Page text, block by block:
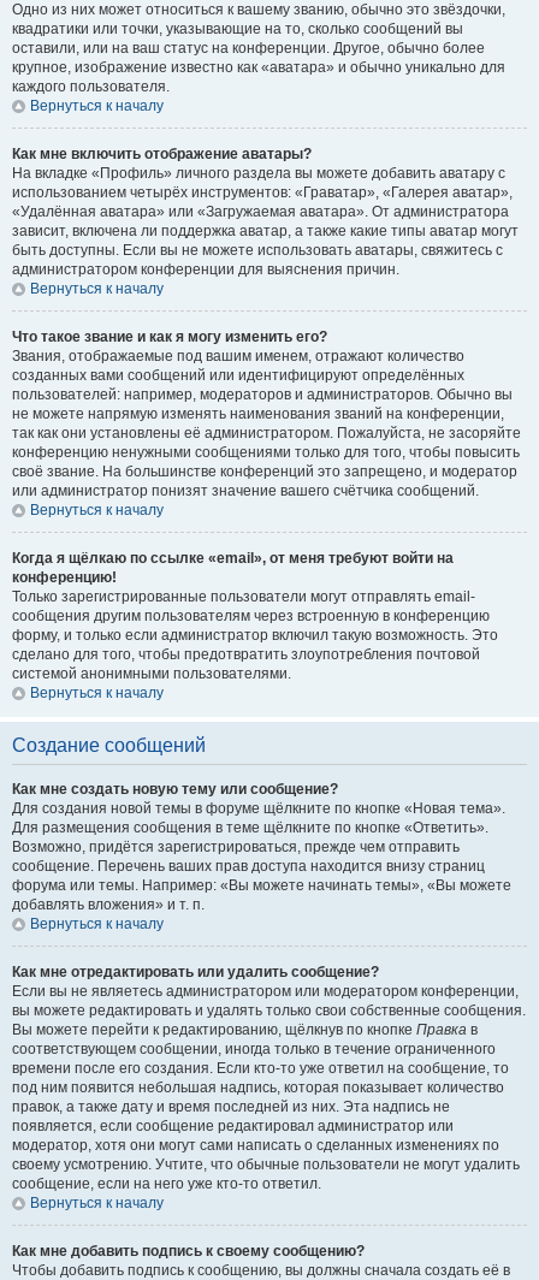
Одно из них может относиться к вашему званию, обычно это звёздочки,
квадратики или точки, указывающие на то, сколько сообщений вы
оставили, или на ваш статус на конференции. Другое, обычно более
крупное, изображение известно как «аватара» и обычно уникально для
каждого пользователя.
Вернуться к началу
Как мне включить отображение аватары?
На вкладке «Профиль» личного раздела вы можете добавить аватару с
использованием четырёх инструментов: «Граватар», «Галерея аватар»,
«Удалённая аватара» или «Загружаемая аватара». От администратора
зависит, включена ли поддержка аватар, а также какие типы аватар могут
быть доступны. Если вы не можете использовать аватары, свяжитесь с
администратором конференции для выяснения причин.
Вернуться к началу
Что такое звание и как я могу изменить его?
Звания, отображаемые под вашим именем, отражают количество
созданных вами сообщений или идентифицируют определённых
пользователей: например, модераторов и администраторов. Обычно вы
не можете напрямую изменять наименования званий на конференции,
так как они установлены её администратором. Пожалуйста, не засоряйте
конференцию ненужными сообщениями только для того, чтобы повысить
своё звание. На большинстве конференций это запрещено, и модератор
или администратор понизят значение вашего счётчика сообщений.
Вернуться к началу
Когда я щёлкаю по ссылке «email», от меня требуют войти на
конференцию!
Только зарегистрированные пользователи могут отправлять email-
сообщения другим пользователям через встроенную в конференцию
форму, и только если администратор включил такую возможность. Это
сделано для того, чтобы предотвратить злоупотребления почтовой
системой анонимными пользователями.
Вернуться к началу
Создание сообщений
Как мне создать новую тему или сообщение?
Для создания новой темы в форуме щёлкните по кнопке «Новая тема».
Для размещения сообщения в теме щёлкните по кнопке «Ответить».
Возможно, придётся зарегистрироваться, прежде чем отправить
сообщение. Перечень ваших прав доступа находится внизу страниц
форума или темы. Например: «Вы можете начинать темы», «Вы можете
добавлять вложения» и т. п.
Вернуться к началу
Как мне отредактировать или удалить сообщение?
Если вы не являетесь администратором или модератором конференции,
вы можете редактировать и удалять только свои собственные сообщения.
Вы можете перейти к редактированию, щёлкнув по кнопке Правка в
соответствующем сообщении, иногда только в течение ограниченного
времени после его создания. Если кто-то уже ответил на сообщение, то
под ним появится небольшая надпись, которая показывает количество
правок, а также дату и время последней из них. Эта надпись не
появляется, если сообщение редактировал администратор или
модератор, хотя они могут сами написать о сделанных изменениях по
своему усмотрению. Учтите, что обычные пользователи не могут удалить
сообщение, если на него уже кто-то ответил.
Вернуться к началу
Как мне добавить подпись к своему сообщению?
Чтобы добавить подпись к сообщению, вы должны сначала создать её в